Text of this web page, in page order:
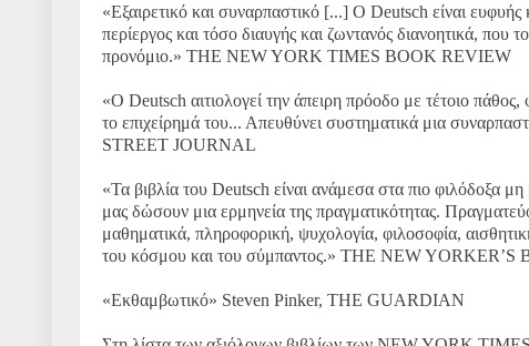
«Εξαιρετικό και συναρπαστικό [...] Ο Deutsch είναι
περίεργος και τόσο διαυγής και ζωντανός διανοητικά, που
προνόμιο.» THE NEW YORK TIMES BOOK REVIEW
«Ο Deutsch αιτιολογεί την άπειρη πρόοδο με τέτοιο
το επιχείρημά του... Απευθύνει συστηματικά μια
STREET JOURNAL
«Τα βιβλία του Deutsch είναι ανάμεσα στα πιο φιλόδοξα
μας δώσουν μια ερμηνεία της πραγματικότητας.
μαθηματικά, πληροφορική, ψυχολογία, φιλοσοφία,
του κόσμου και του σύμπαντος.» THE NEW
«Εκθαμβωτικό» Steven Pinker, THE GUARDIAN